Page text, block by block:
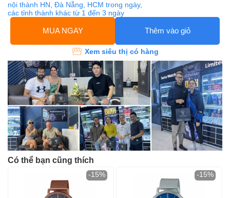
nội thành HN, Đà Nẵng, HCM trong ngày,
các tỉnh thành khác từ 1 đến 3 ngày
MUA NGAY Thêm vào giỏ
Xem siêu thị có hàng
Có thể bạn cũng thích
-15% -15%